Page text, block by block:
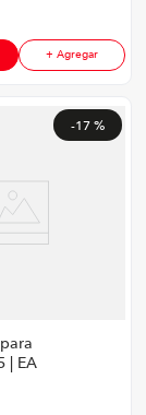
+ Agregar
-17 %
| EA